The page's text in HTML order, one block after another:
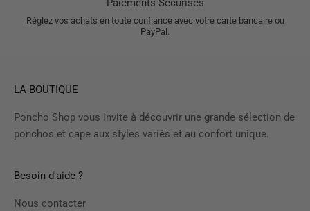
Paiements Sécurisés
Réglez vos achats en toute confiance avec votre carte bancaire ou
PayPal.
LA BOUTIQUE
Poncho Shop vous invite à découvrir une grande sélection de
ponchos et cape aux styles variés et au confort unique.
Besoin d'aide ?
Nous contacter